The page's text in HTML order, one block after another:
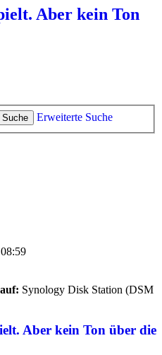
Aber kein Ton
Suche
Erweiterte Suche
Synology Disk Station (DSM
Aber kein Ton über die